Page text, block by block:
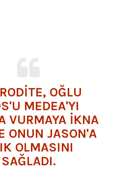
OĞLU
'U MEDEA'YI
VURMAYA İKNA
ONUN JASON'A
OLMASINI
SAĞLADI.